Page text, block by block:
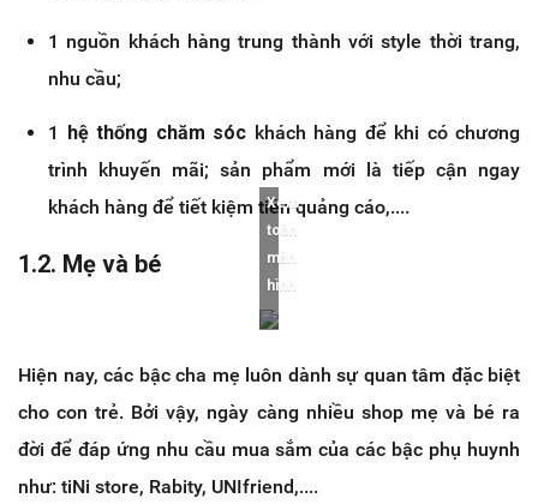
1 nguồn khách hàng trung thành với style thời trang,
nhu cầu;
1 hệ thống chăm sóc khách hàng để khi có chương
trình khuyến mãi; sản phẩm mới là tiếp cận ngay
khách hàng để tiết kiệm tiền quảng cáo,....
1.2. Mẹ và bé
Xem
toàn
màn
hình
Hiện nay, các bậc cha mẹ luôn dành sự quan tâm đặc biệt
cho con trẻ. Bởi vậy, ngày càng nhiều shop mẹ và bé ra
đời để đáp ứng nhu cầu mua sắm của các bậc phụ huynh
như: tiNi store, Rabity, UNIfriend,....